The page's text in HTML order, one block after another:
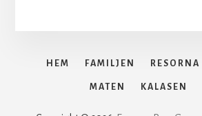
HEM FAMILJEN RESORNA
MATEN KALASEN